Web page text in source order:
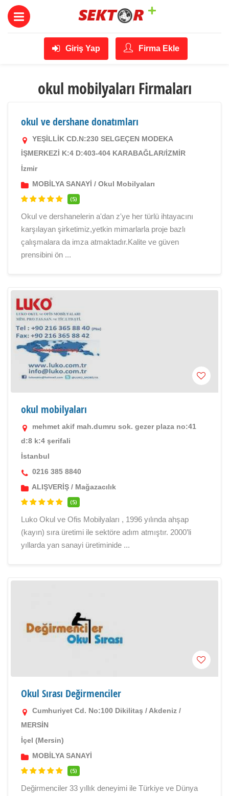
Giriş Yap Firma Ekle
okul mobilyaları Firmaları
okul ve dershane donatımları
YEŞİLLİK CD.N:230 SELGEÇEN MODEKA
İŞMERKEZİ K:4 D:403-404 KARABAĞLAR/İZMİR
İzmir
MOBİLYA SANAYİ / Okul Mobilyaları
(5)
Okul ve dershanelerin a'dan z'ye her türlü ihtayacını
karşılayan şirketimiz,yetkin mimarlarla proje bazlı
çalışmalara da imza atmaktadır.Kalite ve güven
prensibini ön ...
okul mobilyaları
mehmet akif mah.dumru sok. gezer plaza no:41
d:8 k:4 şerifali
İstanbul
0216 385 8840
ALIŞVERİŞ / Mağazacılık
(5)
Luko Okul ve Ofis Mobilyaları , 1996 yılında ahşap
(kayın) sıra üretimi ile sektöre adım atmıştır. 2000’li
yıllarda yan sanayi üretiminide ...
Okul Sırası Değirmenciler
Cumhuriyet Cd. No:100 Dikilitaş / Akdeniz /
MERSİN
İçel (Mersin)
MOBİLYA SANAYİ
(5)
Değirmenciler 33 yıllık deneyimi ile Türkiye ve Dünya